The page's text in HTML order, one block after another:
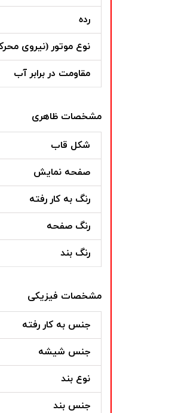
رده
نوع موتور (نیروی
مقاومت در برابر آب
مشخصات ظاهری
شکل قاب
صفحه نمایش
رنگ به کار رفته
رنگ صفحه
رنگ بند
مشخصات فیزیکی
جنس به کار رفته
جنس شیشه
نوع بند
جنس بند